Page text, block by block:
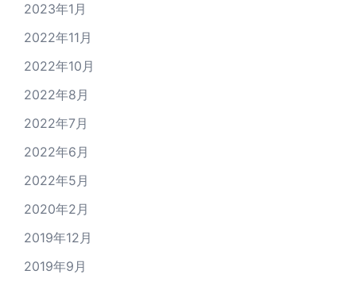
2023年1月
2022年11月
2022年10月
2022年8月
2022年7月
2022年6月
2022年5月
2020年2月
2019年12月
2019年9月